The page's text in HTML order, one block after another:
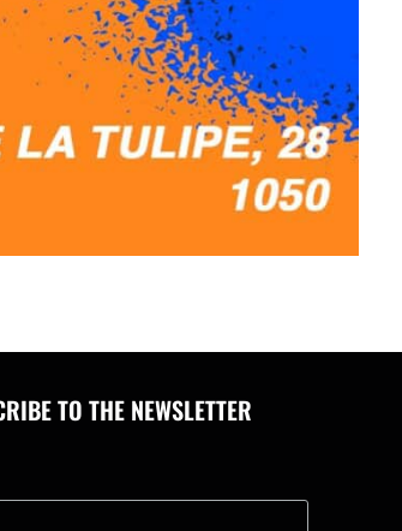
TO THE NEWSLETTER